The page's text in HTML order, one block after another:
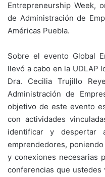
Entrepreneurship Week,
de Administración de
Américas Puebla.
Sobre el evento Global
llevó a cabo en la UDLAP
Dra. Cecilia Trujillo
Administración de
objetivo de este evento
con actividades
identificar y despertar
emprendedores,
y conexiones necesarias
conferencias que